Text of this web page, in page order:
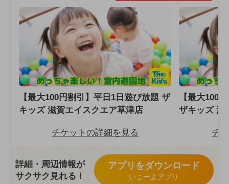
【最大100円割引】平日1日遊び放題 ザ
キッズ 滋賀エイスクエア草津店
チケットの詳細を見る
【最大100
ザキッズ 滋
チ
詳細・周辺情報が
サクサク見れる！
アプリをダウンロード
いこーよアプリ